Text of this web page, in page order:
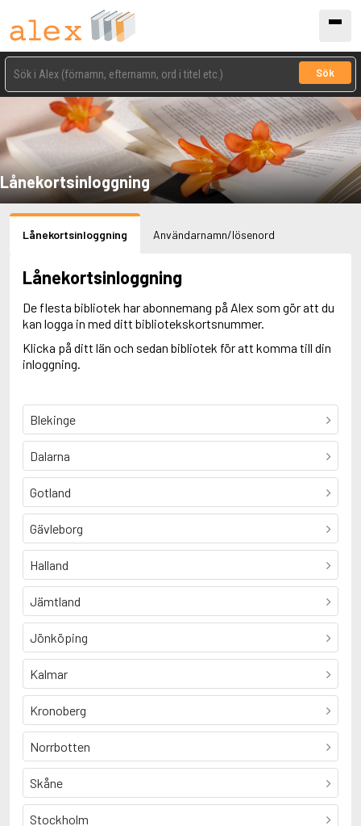
Sök
Lånekortsinloggning
Lånekortsinloggning Användarnamn/lösenord
Lånekortsinloggning
De flesta bibliotek har abonnemang på Alex som gör att du
kan logga in med ditt bibliotekskortsnummer.
Klicka på ditt län och sedan bibliotek för att komma till din
inloggning.
Blekinge
Dalarna
Gotland
Gävleborg
Halland
Jämtland
Jönköping
Kalmar
Kronoberg
Norrbotten
Skåne
Stockholm